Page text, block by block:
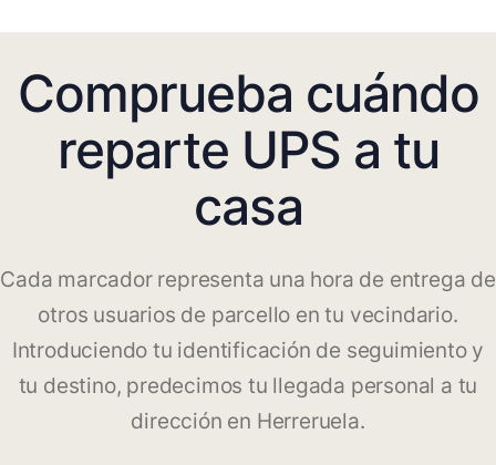
Comprueba cuándo
reparte UPS a tu
casa
Cada marcador representa una hora de entrega de
otros usuarios de parcello en tu vecindario.
Introduciendo tu identificación de seguimiento y
tu destino, predecimos tu llegada personal a tu
dirección en Herreruela.